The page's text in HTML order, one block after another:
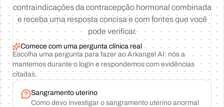
contraindicações da contracepção hormonal combinada
e receba uma resposta concisa e com fontes que você
pode verificar.
Comece com uma pergunta clínica real
Escolha uma pergunta para fazer ao Arkangel AI: nós a
mantemos durante o login e respondemos com evidências
citadas.
Sangramento uterino
Como devo investigar o sangramento uterino anormal